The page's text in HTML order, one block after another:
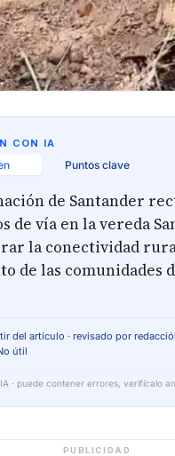
CON IA
Puntos clave
de Santander
de vía en la vereda
la conectividad
de las comunidades
del artículo · revisado por
útil
· puede contener errores, verifícalo
PUBLICIDAD